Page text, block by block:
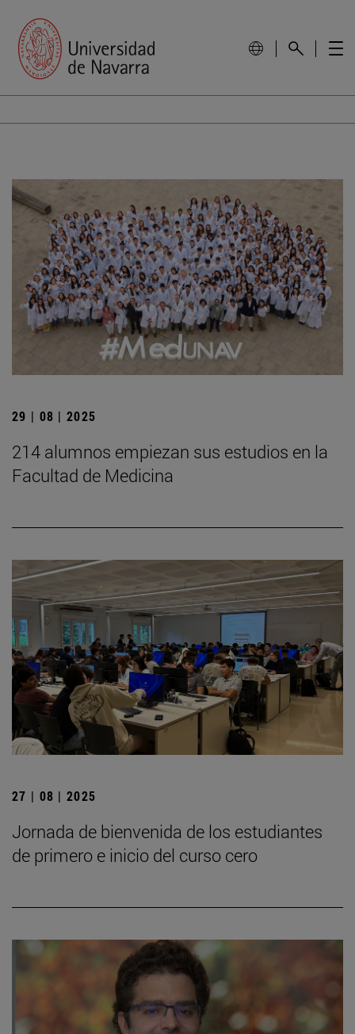
29 | 08 | 2025
214 alumnos empiezan sus estudios en la
Facultad de Medicina
27 | 08 | 2025
Jornada de bienvenida de los estudiantes
de primero e inicio del curso cero